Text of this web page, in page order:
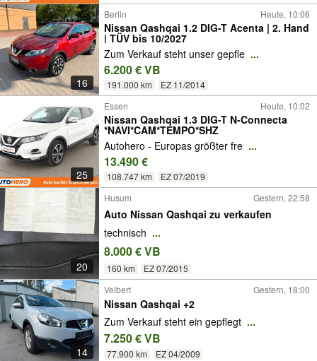
16
Berlin Heute, 10:06
Nissan Qashqai 1.2 DIG-T Acenta | 2. Hand
| TÜV bis 10/2027
Zum Verkauf steht unser gepfle ...
6.200 € VB
191.000 km EZ 11/2014
25
Essen Heute, 10:02
Nissan Qashqai 1.3 DIG-T N-Connecta
*NAVI*CAM*TEMPO*SHZ
Autohero - Europas größter fre ...
13.490 €
108.747 km EZ 07/2019
20
Husum Gestern, 22:58
Auto Nissan Qashqai zu verkaufen
technisch ...
8.000 € VB
160 km EZ 07/2015
14
Velbert Gestern, 18:00
Nissan Qashqai +2
Zum Verkauf steht ein gepflegt ...
7.250 € VB
77.900 km EZ 04/2009